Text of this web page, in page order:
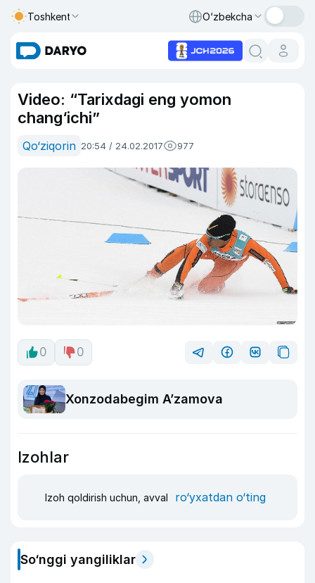
Toshkent O‘zbekcha
Video: “Tarixdagi eng yomon
chang‘ichi”
Qo‘ziqorin 20:54 / 24.02.2017 977
0 0
Xonzodabegim A’zamova
Izohlar
Izoh qoldirish uchun, avval ro‘yxatdan o‘ting
So‘nggi yangiliklar